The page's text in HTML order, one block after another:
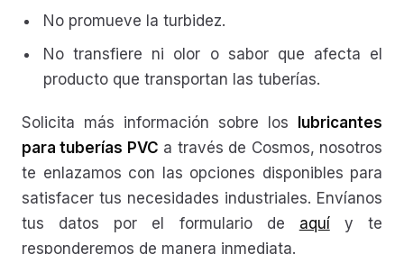
No promueve la turbidez.
No transfiere ni olor o sabor que afecta el
producto que transportan las tuberías.
Solicita más información sobre los lubricantes
para tuberías PVC a través de Cosmos, nosotros
te enlazamos con las opciones disponibles para
satisfacer tus necesidades industriales. Envíanos
tus datos por el formulario de aquíy te
responderemos de manera inmediata.